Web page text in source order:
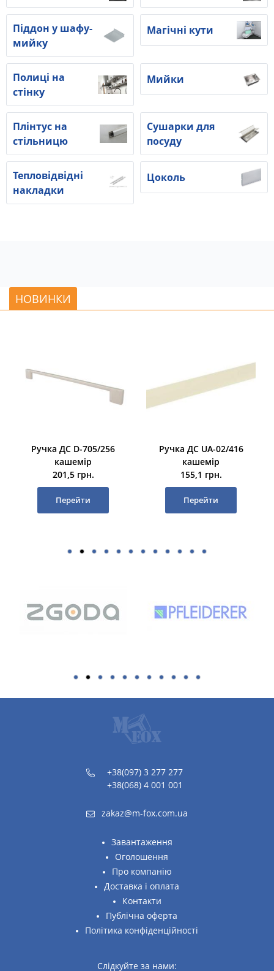
Піддон у шафу-
мийку
Магічні кути
Полиці на
стінку
Мийки
Плінтус на
стільницю
Сушарки для
посуду
Тепловідвідні
накладки
Цоколь
НОВИНКИ
Ручка ДС D-705/256
кашемір
201,5 грн.
Перейти
Ручка ДС UA-02/416
кашемір
155,1 грн.
Перейти
+38(097) 3 277 277
+38(068) 4 001 001
zakaz@m-fox.com.ua
Завантаження
Оголошення
Про компанію
Доставка і оплата
Контакти
Публічна оферта
Політика конфіденційності
Слідкуйте за нами: